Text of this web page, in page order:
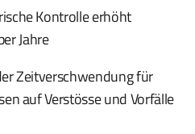
Kontrolle erhöht
Jahre
Zeitverschwendung für
auf Verstösse und Vorfälle